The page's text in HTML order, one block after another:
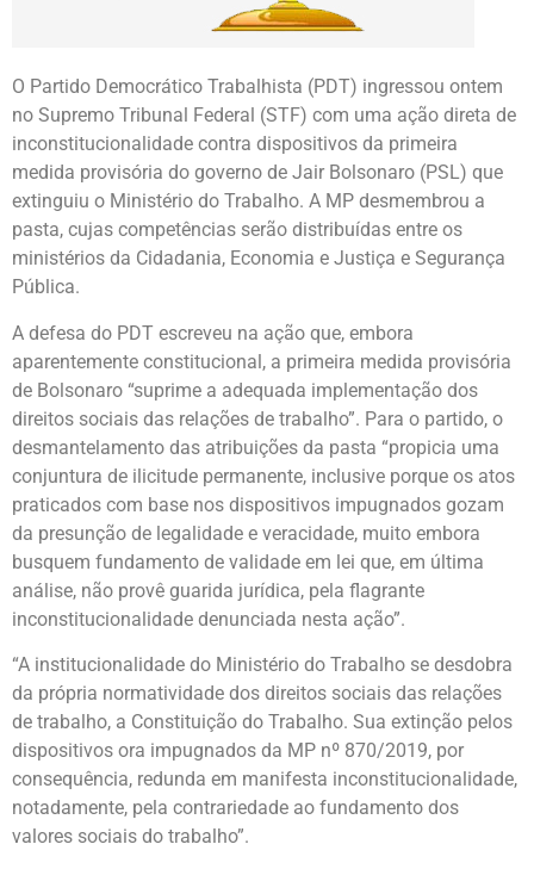
O Partido Democrático Trabalhista (PDT) ingressou ontem
no Supremo Tribunal Federal (STF) com uma ação direta de
inconstitucionalidade contra dispositivos da primeira
medida provisória do governo de Jair Bolsonaro (PSL) que
extinguiu o Ministério do Trabalho. A MP desmembrou a
pasta, cujas competências serão distribuídas entre os
ministérios da Cidadania, Economia e Justiça e Segurança
Pública.
A defesa do PDT escreveu na ação que, embora
aparentemente constitucional, a primeira medida provisória
de Bolsonaro “suprime a adequada implementação dos
direitos sociais das relações de trabalho”. Para o partido, o
desmantelamento das atribuições da pasta “propicia uma
conjuntura de ilicitude permanente, inclusive porque os atos
praticados com base nos dispositivos impugnados gozam
da presunção de legalidade e veracidade, muito embora
busquem fundamento de validade em lei que, em última
análise, não provê guarida jurídica, pela flagrante
inconstitucionalidade denunciada nesta ação”.
“A institucionalidade do Ministério do Trabalho se desdobra
da própria normatividade dos direitos sociais das relações
de trabalho, a Constituição do Trabalho. Sua extinção pelos
dispositivos ora impugnados da MP nº 870/2019, por
consequência, redunda em manifesta inconstitucionalidade,
notadamente, pela contrariedade ao fundamento dos
valores sociais do trabalho”.